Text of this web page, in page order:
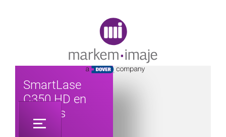
SmartLase
C350 HD en
HD Plus